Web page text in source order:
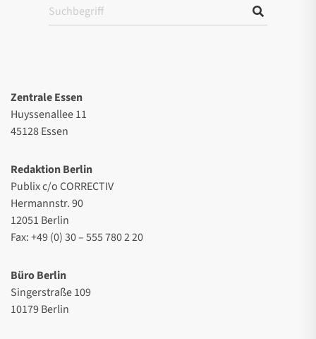
Zentrale Essen
Huyssenallee 11
45128 Essen
Redaktion Berlin
Publix c/o CORRECTIV
Hermannstr. 90
12051 Berlin
Fax: +49 (0) 30 – 555 780 2 20
Büro Berlin
Singerstraße 109
10179 Berlin